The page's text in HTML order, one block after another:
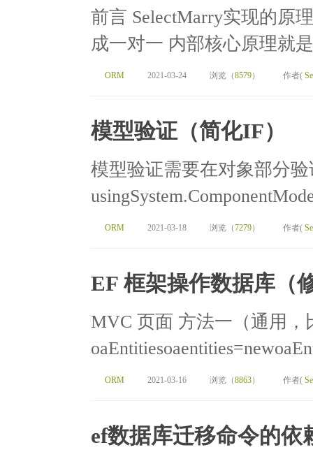
前言 SelectMarry实现的原
成一对一 内部核心原理就
ORM 2021-03-24 浏览（8579） 作者(
模型验证（简化IF）
模型验证需要在对象部分
ORM 2021-03-18 浏览（7279） 作者(
EF 框架操作数据库（
MVC 页面 方法一（通用
ORM 2021-03-16 浏览（8863） 作者(
ef数据库迁移命令的依